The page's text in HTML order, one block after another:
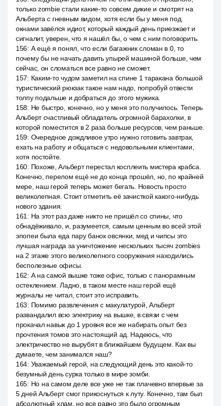
только zombie стали какие-то совсем дикие и смотрят на
Альберта с гневным видом, хотя если бы у меня под
окнами завёлся идиот, который каждый день приезжает и
сигналит, уверен, что я нашёл бы, о чем с ним поговорить.
156: А ещё я понял, что если багажник сломан в 0, то
почему бы не начать давить упырей машиной больше, чем
сейчас, он сломаться все равно не сможет.
157: Каким-то чудом заметил на спине 1 таракана большой
туристический рюкзак такое нам надо, попробуй отвести
толпу подальше и добраться до этого мужика.
158: Не быстро, конечно, но у меня это получилось. Теперь
Альберт счастливый обладатель огромной барахолки, в
которой поместится в 2 раза больше ресурсов, чем раньше.
159: Очередное дождливое утро нужно готовить завтрак,
ехать на работу и общаться с недовольными клиентами,
хотя постойте.
160: Похоже, Альберт перестал косплеить мистера крабса.
Конечно, перелом ещё не до конца прошёл, но, по крайней
мере, наш герой теперь может бегать. Новость просто
великолепная. Стоит отметить её зачисткой какого-нибудь
нового здания.
161 : На этот раз даже никто не пришёл со спины, что
обнадёживало, и, разумеется, самым ценным во всей этой
эпопеи была еда пару банок овсянки, мед и чипсы это
лучшая награда за уничтожение нескольких тысяч zombies
на 2 этаже этого великолепного сооружения находились
бесполезные офисы.
162: А на самой вышке тоже офис, только с панорамным
остеклением. Ладно, в таком месте наш герой ещё
журналы не читал, стоит это исправить.
163: Помимо развлечения с макулатурой, Альберт
развандалил всю электрику на вышке, в связи с чем
прокачал навык до 1 уровня все же набирать опыт без
прочтения томов это настоящий ад. Надеюсь, что
электричество не вырубят в ближайшем будущем. Как вы
думаете, чем занимался наш?
164: Уважаемый герой, на следующий день это какой-то
безумный день сурка только в мире зомби.
165: Но на самом деле все уже не так плачевно впервые за
5 дней Альберт смог прикоснуться к луту. Конечно, там был
абсолютный хлам, но все равно это было огромным